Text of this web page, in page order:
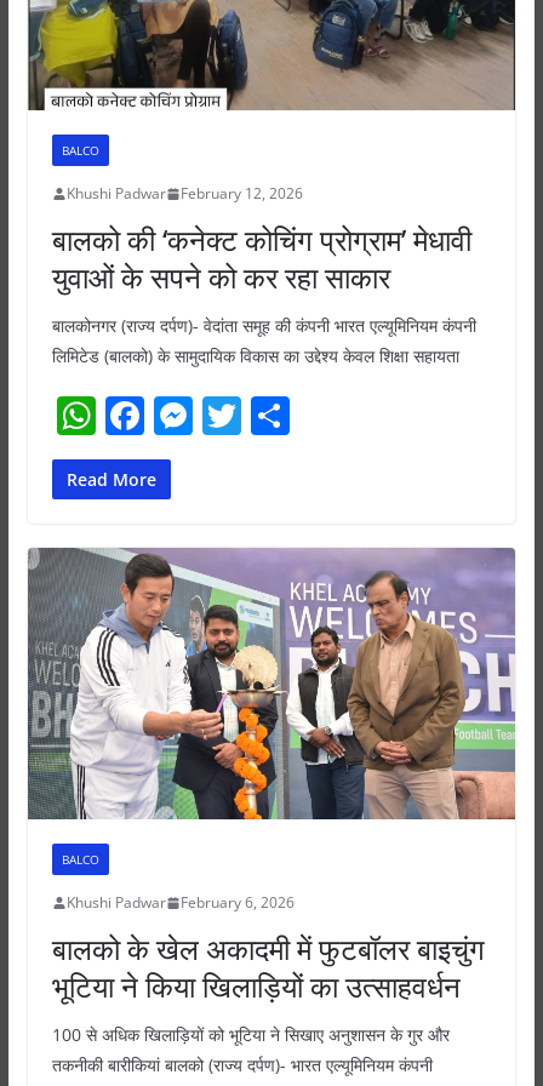
BALCO
Khushi Padwar February 12, 2026
बालको की ‘कनेक्ट कोचिंग प्रोग्राम’ मेधावी
युवाओं के सपने को कर रहा साकार
बालकोनगर (राज्य दर्पण)- वेदांता समूह की कंपनी भारत एल्यूमिनियम कंपनी
लिमिटेड (बालको) के सामुदायिक विकास का उद्देश्य केवल शिक्षा सहायता
W
h
at
A
p
p
F
a
c
b
o
o
k
M
n
g
er
T S
Read More
BALCO
Khushi Padwar February 6, 2026
बालको के खेल अकादमी में फुटबॉलर बाइचुंग
भूटिया ने किया खिलाड़ियों का उत्साहवर्धन
100 से अधिक खिलाड़ियों को भूटिया ने सिखाए अनुशासन के गुर और
तकनीकी बारीकियां बालको (राज्य दर्पण)- भारत एल्यूमिनियम कंपनी